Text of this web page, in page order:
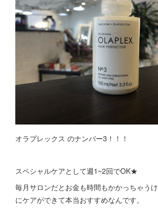
オラプレックス のナンバー3！！！
スペシャルケアとして週1~2回でOK★
毎月サロンだとお金も時間もかかっちゃう
にケアができて本当おすすめなんです。